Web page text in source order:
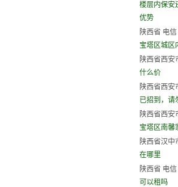
楼层内保安
优势
陕西省 电
宝塔区城区
陕西省西安
什么价
陕西省西安
已招到，请
陕西省西安
宝塔区南馨
陕西省汉中
在哪里
陕西省 电
可以租吗